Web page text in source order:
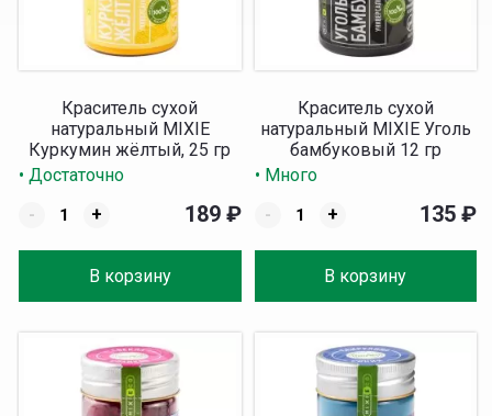
Краситель сухой
натуральный MIXIE
Куркумин жёлтый, 25 гр
• Достаточно
-
+
В корзину
189 ₽
Краситель сухой
натуральный MIXIE Уголь
бамбуковый 12 гр
• Много
-
+
В корзину
135 ₽